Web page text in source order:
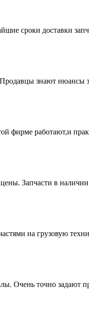
сроки доставки
знают нюансы
фирме работают,и
Запчасти в
на грузовую
Очень точно задают